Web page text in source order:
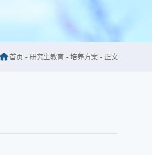
首页 - 研究生教育 - 培养方案 - 正文